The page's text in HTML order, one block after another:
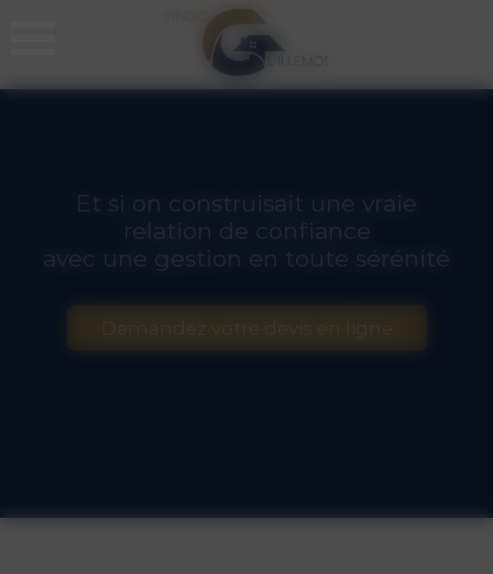
Panneau de gestion des cookies
Et si on construisait une vraie
relation de confiance
avec une gestion en toute sérénité